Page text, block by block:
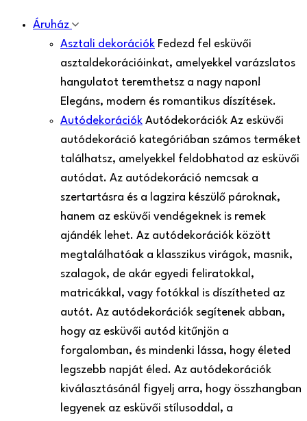
Áruház
Asztali dekorációk Fedezd fel esküvői
asztaldekorációinkat, amelyekkel varázslatos
hangulatot teremthetsz a nagy napon!
Elegáns, modern és romantikus díszítések.
Autódekorációk Autódekorációk Az esküvői
autódekoráció kategóriában számos terméket
találhatsz, amelyekkel feldobhatod az esküvői
autódat. Az autódekoráció nemcsak a
szertartásra és a lagzira készülő pároknak,
hanem az esküvői vendégeknek is remek
ajándék lehet. Az autódekorációk között
megtalálhatóak a klasszikus virágok, masnik,
szalagok, de akár egyedi feliratokkal,
matricákkal, vagy fotókkal is díszítheted az
autót. Az autódekorációk segítenek abban,
hogy az esküvői autód kitűnjön a
forgalomban, és mindenki lássa, hogy életed
legszebb napját éled. Az autódekorációk
kiválasztásánál figyelj arra, hogy összhangban
legyenek az esküvői stílusoddal, a